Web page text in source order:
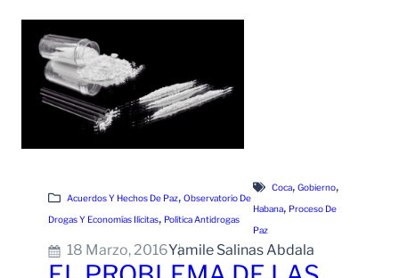
Acuerdos Y Hechos De Paz, Observatorio De
Drogas Y Economías Ilícitas, Política Antidrogas
Coca, Gobierno
Habana, Proceso De
Paz
18 Marzo, 2016Yamile Salinas Abdala